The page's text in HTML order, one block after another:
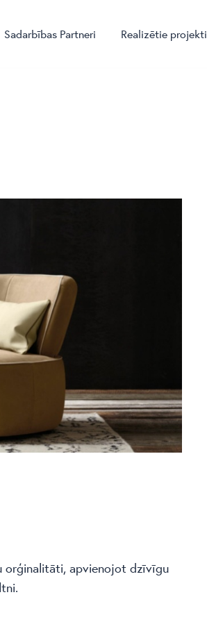
Sadarbības Partneri Realizētie projekti
orģinalitāti, apvienojot dzīvīgu